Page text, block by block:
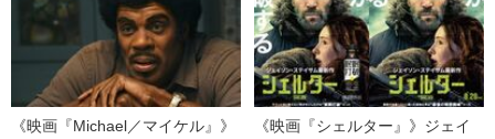
《映画『Michael／マイケル』》
《映画『シェルター』》ジェイ